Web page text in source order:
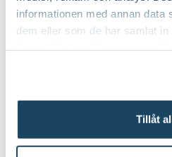
informationen med annan data
dem eller som de har samlat
Tillåt
Välj butik
Online
Slut i lager
Till Produkten